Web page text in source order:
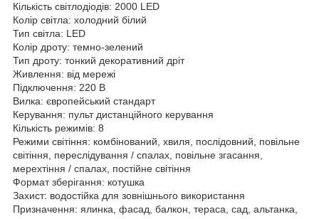
Кількість світлодіодів: 2000 LED
Колір світла: холодний білий
Тип світла: LED
Колір дроту: темно-зелений
Тип дроту: тонкий декоративний дріт
Живлення: від мережі
Підключення: 220 В
Вилка: європейський стандарт
Керування: пульт дистанційного керування
Кількість режимів: 8
Режими світіння: комбінований, хвиля, послідовний, повільне
світіння, переслідування / спалах, повільне згасання,
мерехтіння / спалах, постійне світіння
Формат зберігання: котушка
Захист: водостійка для зовнішнього використання
Призначення: ялинка, фасад, балкон, тераса, сад, альтанка,